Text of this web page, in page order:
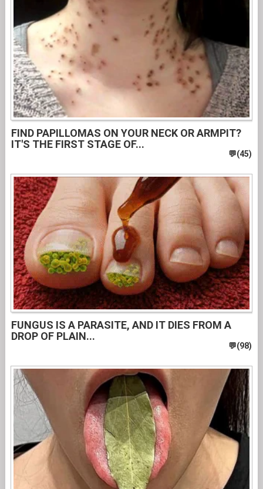
FIND PAPILLOMAS ON YOUR NECK OR ARMPIT?
IT'S THE FIRST STAGE OF...
FUNGUS IS A PARASITE, AND IT DIES FROM A
DROP OF PLAIN...